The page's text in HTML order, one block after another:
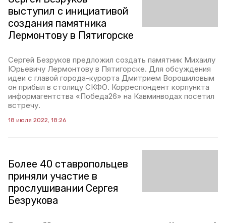
выступил с инициативой
создания памятника
Лермонтову в Пятигорске
Сергей Безруков предложил создать памятник Михаилу
Юрьевичу Лермонтову в Пятигорске. Для обсуждения
идеи с главой города-курорта Дмитрием Ворошиловым
он прибыл в столицу СКФО. Корреспондент корпункта
информагентства «Победа26» на Кавминводах посетил
встречу.
18 июля 2022, 18:26
Более 40 ставропольцев
приняли участие в
прослушивании Сергея
Безрукова